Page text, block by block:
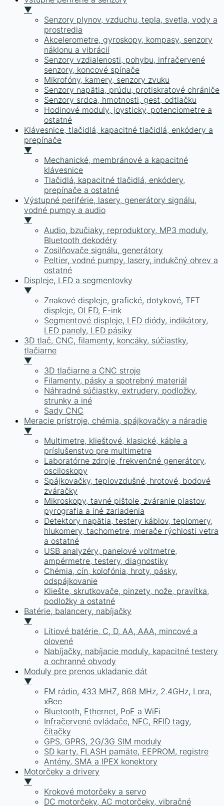
▼
Senzory plynov, vzduchu, tepla, svetla, vody a
prostredia
Akcelerometre, gyroskopy, kompasy, senzory
náklonu a vibrácií
Senzory vzdialenosti, pohybu, infračervené
senzory, koncové spínače
Mikrofóny, kamery, senzory zvuku
Senzory napätia, prúdu, protiskratové chrániče
Senzory srdca, hmotnosti, gest, odtlačku
Hodinové moduly, joysticky, potenciometre a
ostatné
Klávesnice, tlačidlá, kapacitné tlačidlá, enkódery a
prepínače
▼
Mechanické, membránové a kapacitné
klávesnice
Tlačidlá, kapacitné tlačidlá, enkódery,
prepínače a ostatné
Výstupné periférie, lasery, generátory signálu,
vodné pumpy a audio
▼
Audio, bzučiaky, reproduktory, MP3 moduly,
Bluetooth dekodéry
Zosilňovače signálu, generátory
Peltier, vodné pumpy, lasery, indukčný ohrev a
ostatné
Displeje, LED a segmentovky
▼
Znakové displeje, grafické, dotykové, TFT
displeje, OLED, E-ink
Segmentové displeje, LED diódy, indikátory,
LED panely, LED pásiky
3D tlač, CNC, filamenty, koncáky, súčiastky,
tlačiarne
▼
3D tlačiarne a CNC stroje
Filamenty, pásky a spotrebný materiál
Náhradné súčiastky, extrudery, podložky,
strunky a iné
Sady CNC
Meracie prístroje, chémia, spájkovačky a náradie
▼
Multimetre, klieštové, klasické, káble a
príslušenstvo pre multimetre
Laboratórne zdroje, frekvenčné generátory,
osciloskopy
Spájkovačky, teplovzdušné, hrotové, bodové
zváračky
Mikroskopy, tavné pištole, zváranie plastov,
pyrografia a iné zariadenia
Detektory napätia, testery káblov, teplomery,
hlukomery, tachometre, merače rýchlosti vetra
a ostatné
USB analyzéry, panelové voltmetre,
ampérmetre, testery, diagnostiky
Chémia, cín, kolofónia, hroty, pásky,
odspájkovanie
Kliešte, skrutkovače, pinzety, nože, pravítka,
podložky a ostatné
Batérie, balancery, nabíjačky
▼
Lítiové batérie, C, D, AA, AAA, mincové a
olovené
Nabíjačky, nabíjacie moduly, kapacitné testery
a ochranné obvody
Moduly pre prenos ukladanie dát
▼
FM rádio, 433 MHZ, 868 MHz, 2.4GHz, Lora,
xBee
Bluetooth, Ethernet, PoE a WiFi
Infračervené ovládače, NFC, RFID tagy,
čítačky
GPS, GPRS, 2G/3G SIM moduly
SD karty, FLASH pamäte, EEPROM, registre
Antény, SMA a IPEX konektory
Motorčeky a drivery
▼
Krokové motorčeky a servo
DC motorčeky, AC motorčeky, vibračné